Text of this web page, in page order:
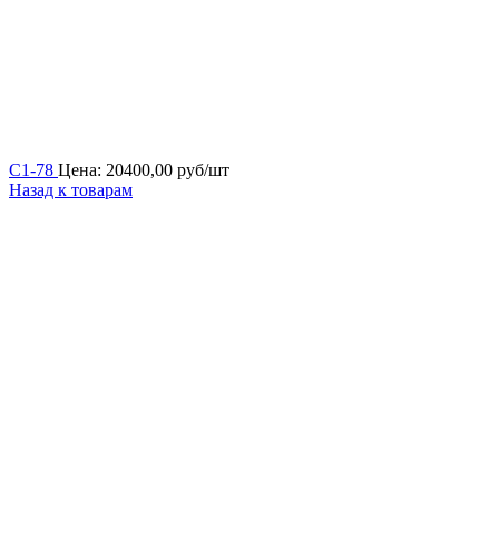
С1-78 Цена: 20400,00 руб/шт
Назад к товарам